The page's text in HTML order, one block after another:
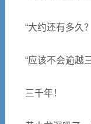
“大约还有多久
“应该不会逾越
三千年！